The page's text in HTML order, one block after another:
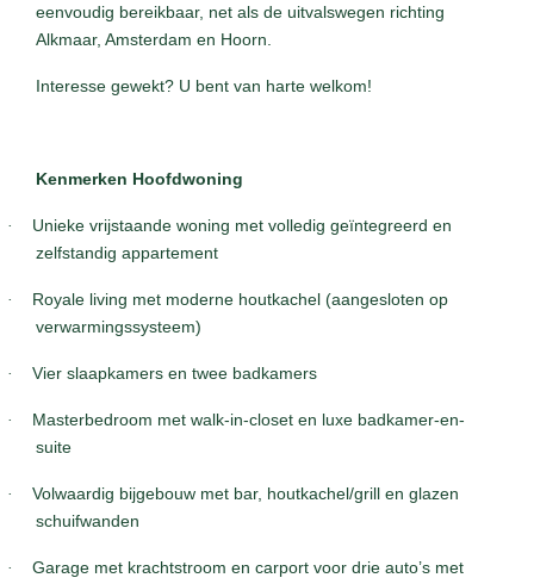
eenvoudig bereikbaar, net als de uitvalswegen richting
Alkmaar, Amsterdam en Hoorn.
Interesse gewekt? U bent van harte welkom!
Kenmerken Hoofdwoning
·
Unieke vrijstaande woning met volledig geïntegreerd en
zelfstandig appartement
·
Royale living met moderne houtkachel (aangesloten op
verwarmingssysteem)
· Vier slaapkamers en twee badkamers
·
Masterbedroom met walk-in-closet en luxe badkamer-en-
suite
·
Volwaardig bijgebouw met bar, houtkachel/grill en glazen
schuifwanden
·
Garage met krachtstroom en carport voor drie auto’s met